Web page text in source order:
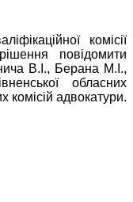
комісії
повідомити
В.І., Берана М.І.,
обласних
комісій адвокатури.